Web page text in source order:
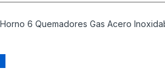
6 Quemadores Gas Acero